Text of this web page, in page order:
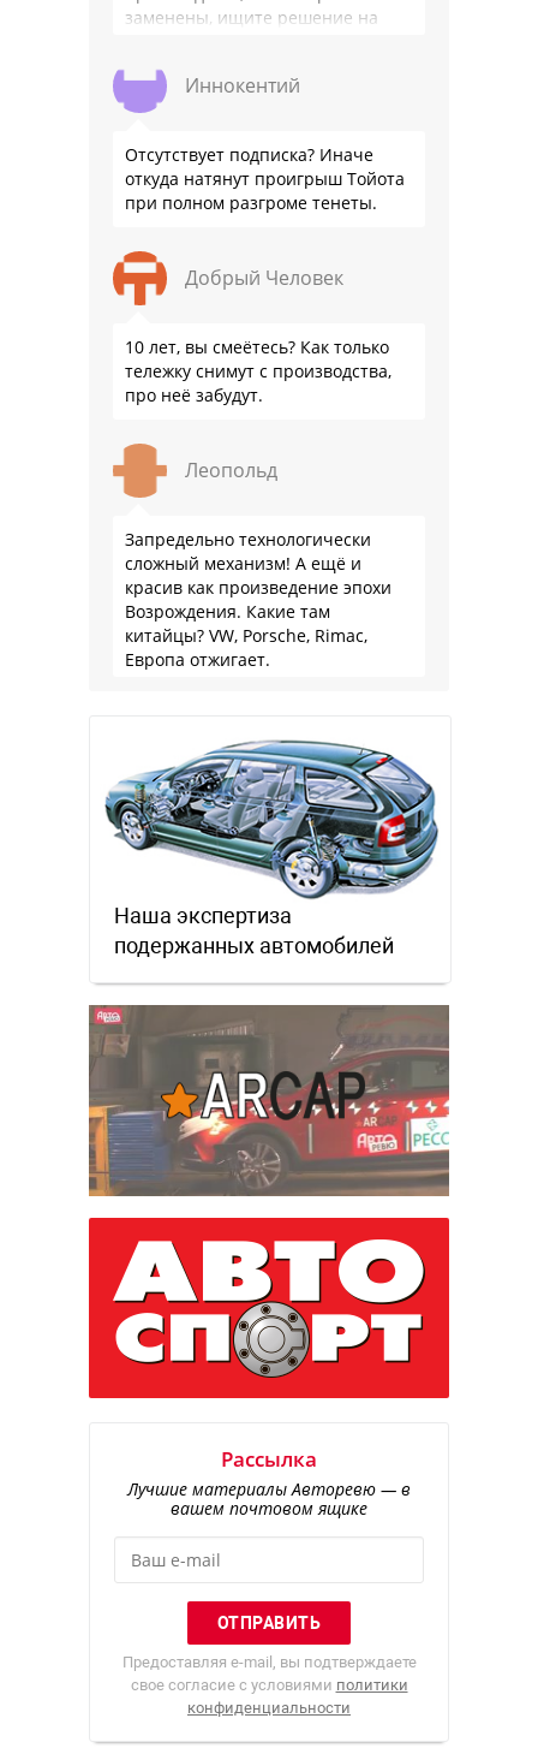
заменены, ищите решение на
официальном бланке …
Иннокентий
Отсутствует подписка? Иначе
откуда натянут проигрыш Тойота
при полном разгроме тенеты.
Добрый Человек
10 лет, вы смеётесь? Как только
тележку снимут с производства,
про неё забудут.
Леопольд
Запредельно технологически
сложный механизм! А ещё и
красив как произведение эпохи
Возрождения. Какие там
китайцы? VW, Porsche, Rimac,
Европа отжигает.
Наша экспертиза
подержанных автомобилей
Рассылка
Лучшие материалы Авторевю — в
вашем почтовом ящике
Предоставляя e-mail, вы подтверждаете
свое согласие с условиями политики
конфиденциальности